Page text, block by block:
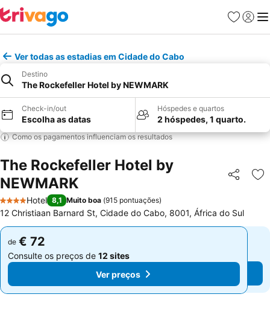
Favoritos
Iniciar
Ver todas as estadias em Cidade do Cabo
Destino
The Rockefeller Hotel by NEWMARK
Check-in/out
Escolha as datas
Hóspedes e quartos
2 hóspedes, 1 quarto.
Como os pagamentos influenciam os resultados
The Rockefeller Hotel by
NEWMARK
Partilhar
4 Estrelas
Hotel 8,1 Muito boa (915 pontuações)
12 Christiaan Barnard St, Cidade do Cabo, 8001, África do Sul
de € 72
Consulte os preços de 12 sites
Ver preços
de € 72
Consulte os preços de 12 sites
Ver preços